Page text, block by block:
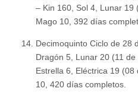
– Kin 160, Sol 4, Lunar 19
Mago 10, 392 días
Decimoquinto Ciclo de 28
Dragón 5, Lunar 20 (11
Estrella 6, Eléctrica 19
10, 420 días completos.